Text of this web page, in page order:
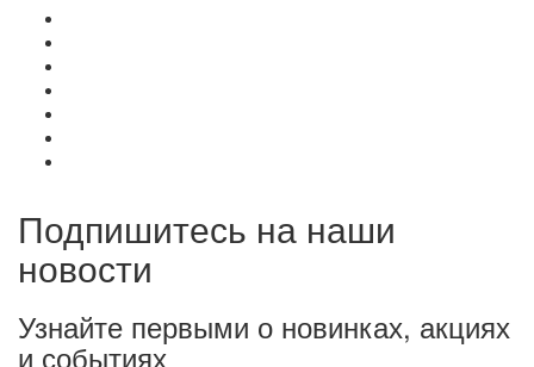
Подпишитесь на наши
новости
Узнайте первыми о новинках, акциях
и событиях